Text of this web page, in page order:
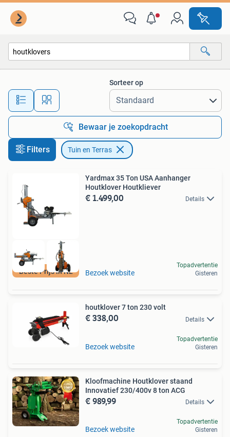
Alle afstanden…
Sorteer op
Bewaar je zoekopdracht
Filters Tuin en Terras
Beste Prijs in NL
Yardmax 35 Ton USA Aanhanger
Houtklover Houtkliever
€ 1.499,00 Details
Bezoek website
Topadvertentie
Gisteren
houtklover 7 ton 230 volt
€ 338,00 Details
Bezoek website
Topadvertentie
Gisteren
Kloofmachine Houtklover staand
Innovatief 230/400v 8 ton ACG
€ 989,99 Details
Bezoek website
Topadvertentie
Gisteren